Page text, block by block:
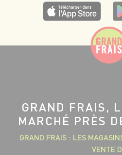
GRAND FRAIS,
MARCHÉ PRÈS
GRAND FRAIS : LES
VENTE